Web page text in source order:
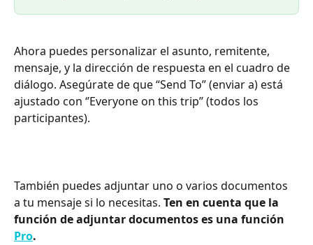
Ahora puedes personalizar el asunto, remitente,
mensaje, y la dirección de respuesta en el cuadro de
diálogo. Asegúrate de que “Send To” (enviar a) está
ajustado con ‘’Everyone on this trip’’ (todos los
participantes).
También puedes adjuntar uno o varios documentos
a tu mensaje si lo necesitas. Ten en cuenta que la
función de adjuntar documentos es una función
Pro.